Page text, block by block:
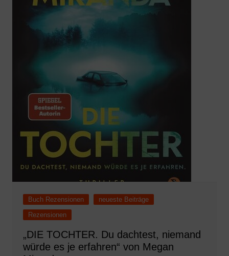
Buch Rezensionen
neueste Beiträge
Rezensionen
„DIE TOCHTER. Du dachtest, niemand
würde es je erfahren“ von Megan